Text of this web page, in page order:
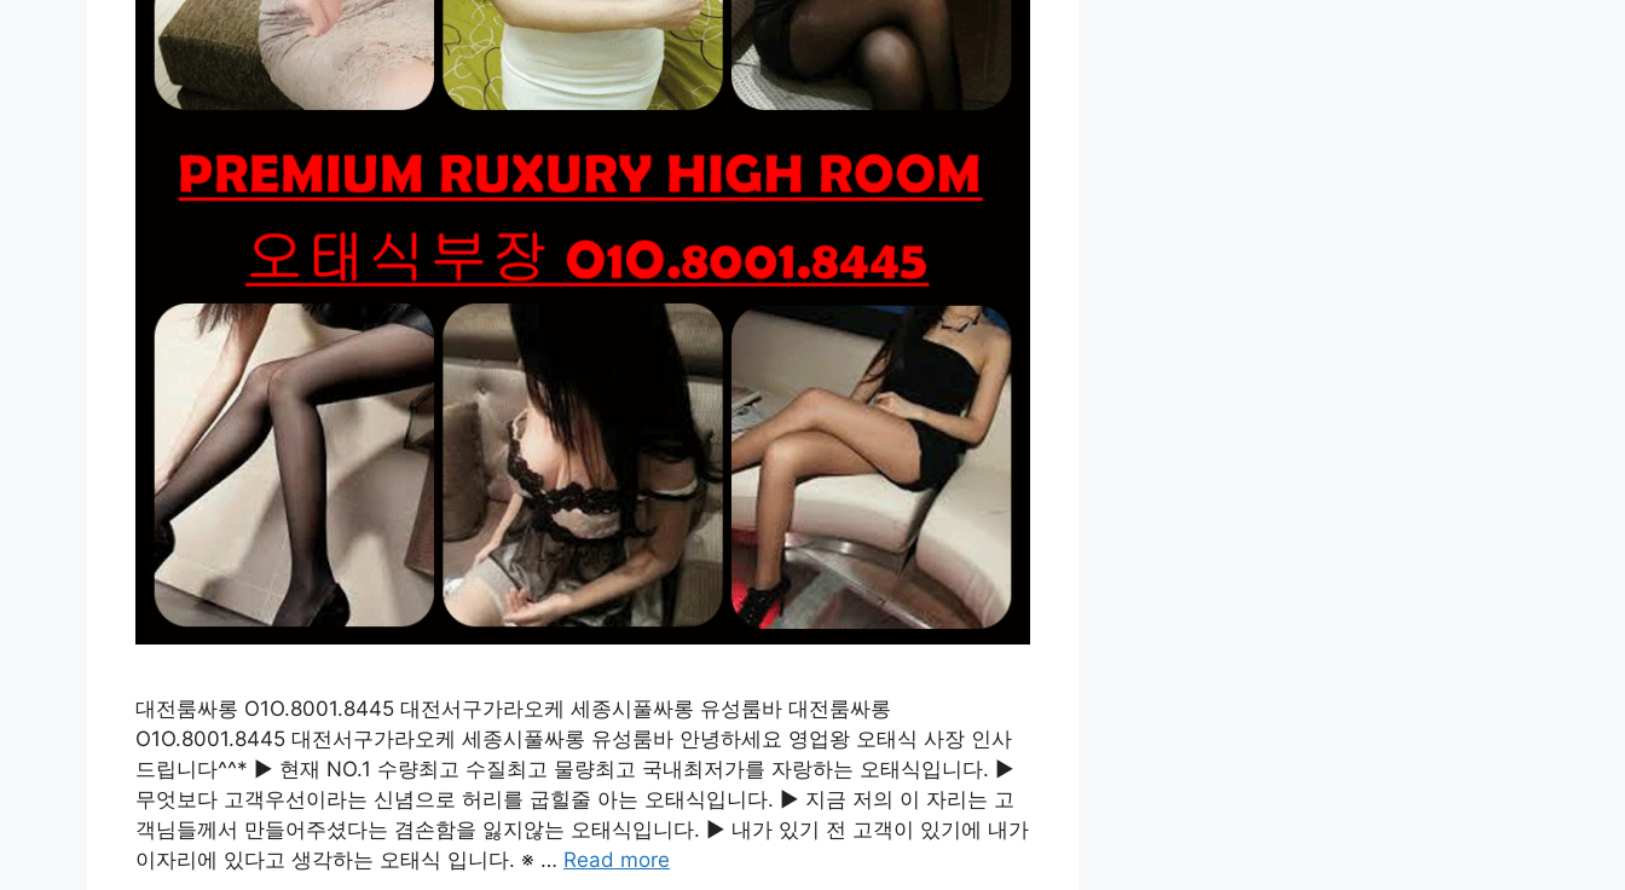
대전룸싸롱 O1O.8001.8445 대전서구가라오케 세종시풀싸롱 유성룸바 대전룸싸롱
O1O.8001.8445 대전서구가라오케 세종시풀싸롱 유성룸바 안녕하세요 영업왕 오태식 사장 인사
드립니다^^* ▶ 현재 NO.1 수량최고 수질최고 물량최고 국내최저가를 자랑하는 오태식입니다. ▶
무엇보다 고객우선이라는 신념으로 허리를 굽힐줄 아는 오태식입니다. ▶ 지금 저의 이 자리는 고
객님들께서 만들어주셨다는 겸손함을 잃지않는 오태식입니다. ▶ 내가 있기 전 고객이 있기에 내가
이자리에 있다고 생각하는 오태식 입니다. ※ … Read more